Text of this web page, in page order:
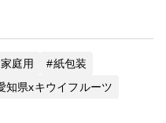
家庭用
紙包装
知県xキウイフルーツ